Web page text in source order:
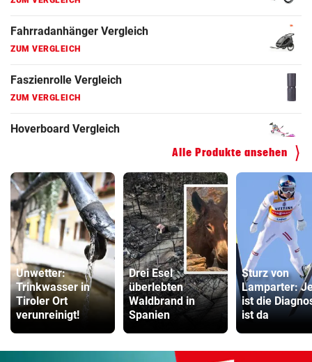
Faszienrolle Vergleich
Hoverboard Vergleich
Kinderfahrrad Vergleich
Alle Produkte ansehen
Unwetter:
Trinkwasser in
Tiroler Ort
verunreinigt!
Drei Esel
überlebten
Waldbrand in
Spanien
Sturz von
Lamparter:
ist die
ist da